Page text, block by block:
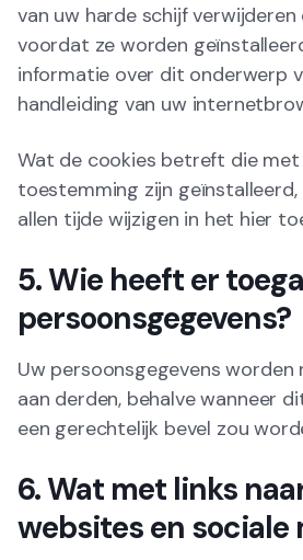
van uw harde schijf verwijderen
voordat ze worden
informatie over dit onderwerp
handleiding van uw
Wat de cookies betreft die
toestemming zijn
allen tijde wijzigen in het hier
5. Wie heeft er
persoonsgegevens?
Uw persoonsgegevens
aan derden, behalve wanneer
een gerechtelijk bevel zou
6. Wat met links
websites en sociale